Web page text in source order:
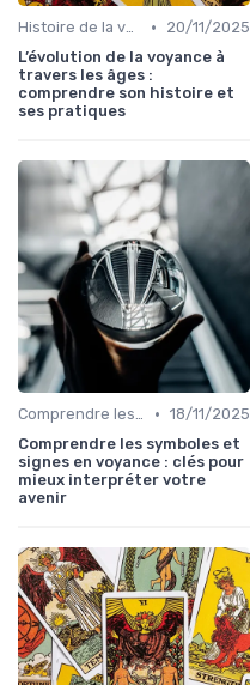
Histoire de la voyance •
20/11/2025
L’évolution de la voyance à
travers les âges :
comprendre son histoire et
ses pratiques
Comprendre les symboles et signes • 18/11/2025
Comprendre les symboles et
signes en voyance : clés pour
mieux interpréter votre
avenir